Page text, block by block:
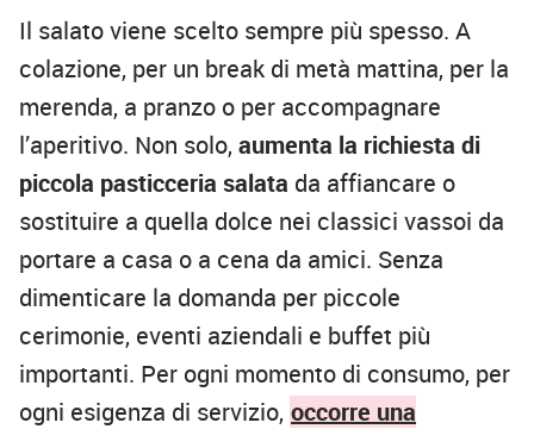
Il salato viene scelto sempre più spesso. A
colazione, per un break di metà mattina, per la
merenda, a pranzo o per accompagnare
l’aperitivo. Non solo, aumenta la richiesta di
piccola pasticceria salata da affiancare o
sostituire a quella dolce nei classici vassoi da
portare a casa o a cena da amici. Senza
dimenticare la domanda per piccole
cerimonie, eventi aziendali e buffet più
importanti. Per ogni momento di consumo, per
ogni esigenza di servizio, occorre una